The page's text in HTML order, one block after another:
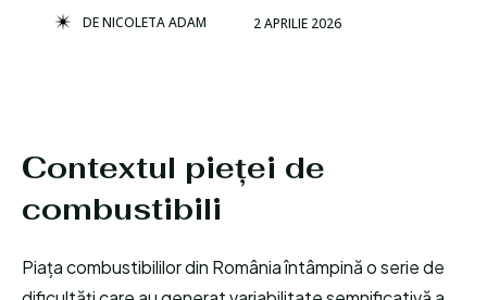
DENICOLETA ADAM 2 APRILIE 2026
Contextul pieței de
combustibili
Piața combustibililor din România întâmpină o serie de